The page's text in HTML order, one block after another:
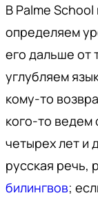
В Palme School
определяем
его дальше от
углубляем
кому-то
кого-то ведем
четырех лет и
русская речь,
билингвов;